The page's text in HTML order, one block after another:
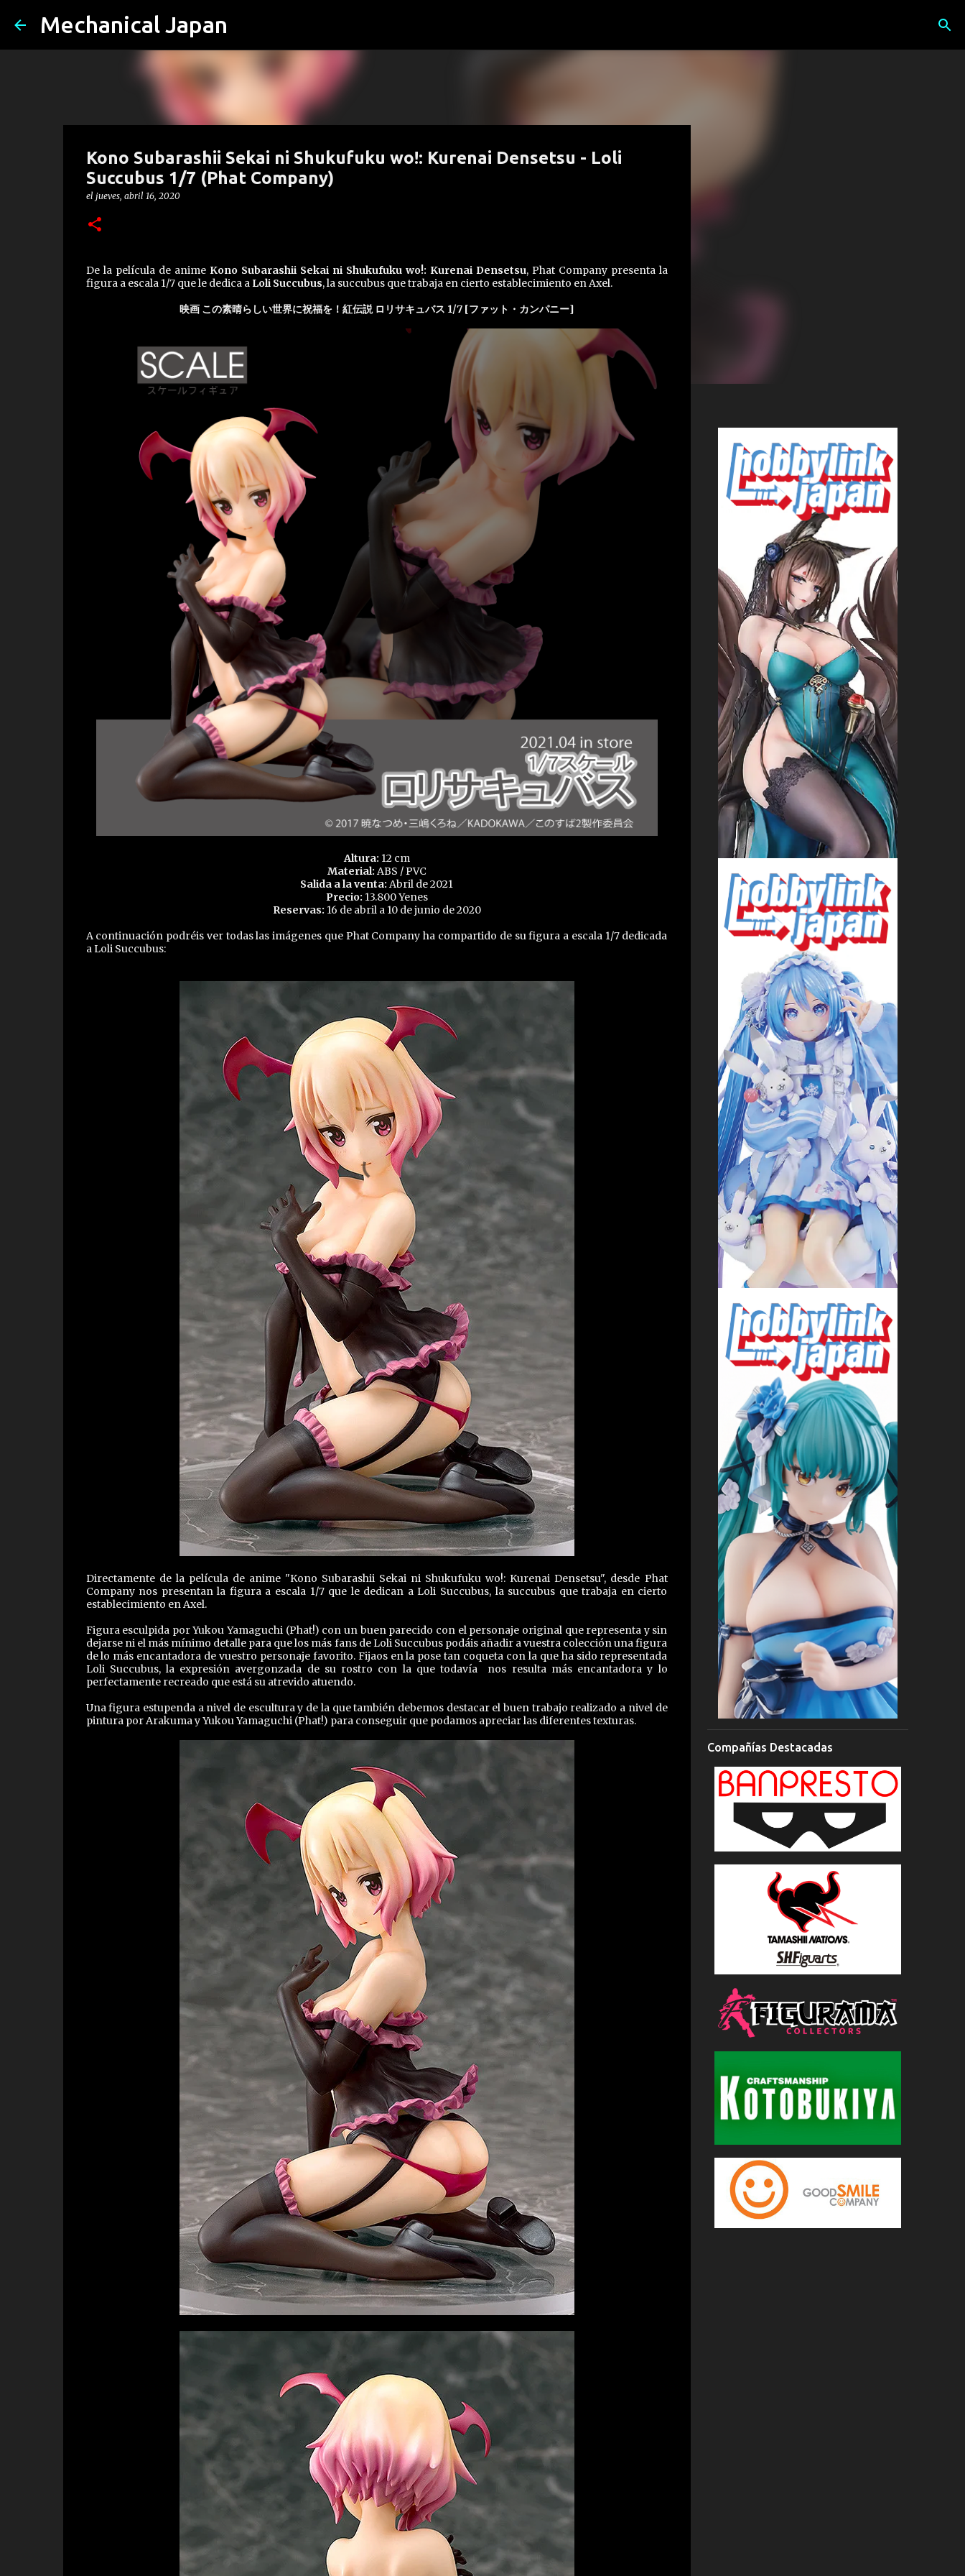
Mechanical Japan
Kono Subarashii Sekai ni Shukufuku wo!: Kurenai Densetsu - Loli
Succubus 1/7 (Phat Company)
el jueves, abril 16, 2020
De la película de anime Kono Subarashii Sekai ni Shukufuku wo!: Kurenai Densetsu, Phat Company presenta la
figura a escala 1/7 que le dedica a Loli Succubus, la succubus que trabaja en cierto establecimiento en Axel.
映画 この素晴らしい世界に祝福を！紅伝説 ロリサキュバス 1/7 [ファット・カンパニー]
Altura: 12 cm
Material: ABS / PVC
Salida a la venta: Abril de 2021
Precio: 13.800 Yenes
Reservas: 16 de abril a 10 de junio de 2020
A continuación podréis ver todas las imágenes que Phat Company ha compartido de su figura a escala 1/7 dedicada
a Loli Succubus:
Directamente de la película de anime "Kono Subarashii Sekai ni Shukufuku wo!: Kurenai Densetsu", desde Phat
Company nos presentan la figura a escala 1/7 que le dedican a Loli Succubus, la succubus que trabaja en cierto
establecimiento en Axel.
Figura esculpida por Yukou Yamaguchi (Phat!) con un buen parecido con el personaje original que representa y sin
dejarse ni el más mínimo detalle para que los más fans de Loli Succubus podáis añadir a vuestra colección una figura
de lo más encantadora de vuestro personaje favorito. Fijaos en la pose tan coqueta con la que ha sido representada
Loli Succubus, la expresión avergonzada de su rostro con la que todavía nos resulta más encantadora y lo
perfectamente recreado que está su atrevido atuendo.
Una figura estupenda a nivel de escultura y de la que también debemos destacar el buen trabajo realizado a nivel de
pintura por Arakuma y Yukou Yamaguchi (Phat!) para conseguir que podamos apreciar las diferentes texturas.
Compañías Destacadas